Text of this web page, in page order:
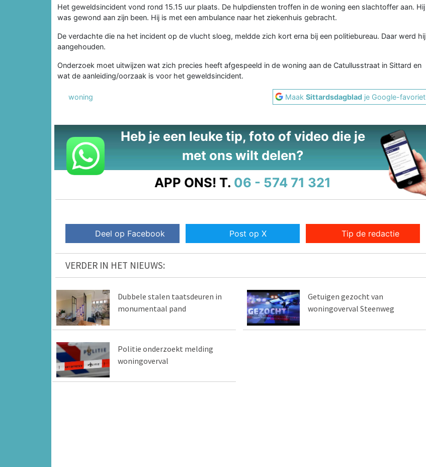
Het geweldsincident vond rond 15.15 uur plaats. De hulpdiensten troffen in de woning een slachtoffer aan. Hij
was gewond aan zijn been. Hij is met een ambulance naar het ziekenhuis gebracht.
De verdachte die na het incident op de vlucht sloeg, meldde zich kort erna bij een politiebureau. Daar werd hij
aangehouden.
Onderzoek moet uitwijzen wat zich precies heeft afgespeeld in de woning aan de Catullusstraat in Sittard en
wat de aanleiding/oorzaak is voor het geweldsincident.
woning MaakSittardsdagblad je Google-favoriet
Heb je een leuke tip, foto of video die je
met ons wilt delen?
APP ONS! T. 06 - 574 71 321
Deel op Facebook Post op X Tip de redactie
VERDER IN HET NIEUWS:
Dubbele stalen taatsdeuren in
monumentaal pand
Getuigen gezocht van
woningoverval Steenweg
Politie onderzoekt melding
woningoverval